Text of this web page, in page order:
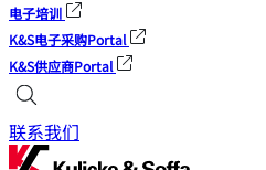
电子培训
K&S电子采购Portal
K&S供应商Portal
联系我们